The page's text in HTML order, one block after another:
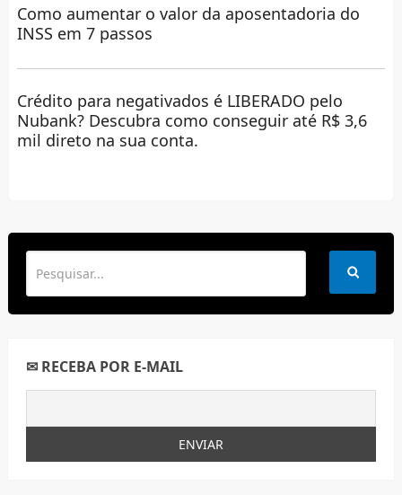
Como aumentar o valor da aposentadoria do
INSS em 7 passos
Crédito para negativados é LIBERADO pelo
Nubank? Descubra como conseguir até R$ 3,6
mil direto na sua conta.
✉ RECEBA POR E-MAIL